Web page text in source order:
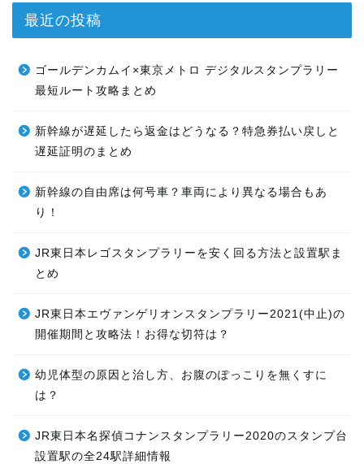
最近の投稿
ゴールデンカムイ×東京メトロ デジタルスタンプラリー
最短ルート攻略まとめ
新幹線が遅延したら返金はどうなる？特急券払い戻しと
遅延証明のまとめ
新幹線の自由席は何号車？車両により異なる場合もあ
り！
JR東日本レゴスタンプラリーを安く回る方法と設置駅ま
とめ
JR東日本エヴァンゲリオンスタンプラリー2021(中止)の
開催期間と攻略法！お得な切符は？
幼児体型の原因と治し方、お腹のぽっこりを無くすに
は？
JR東日本名探偵コナンスタンプラリー2020のスタンプ台
設置駅の全24駅詳細情報